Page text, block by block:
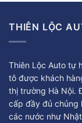
THIÊN LỘC
Thiên Lộc Auto tự
tô được khách
thị trường Hà Nội.
cấp đầy đủ chủng
các nước như